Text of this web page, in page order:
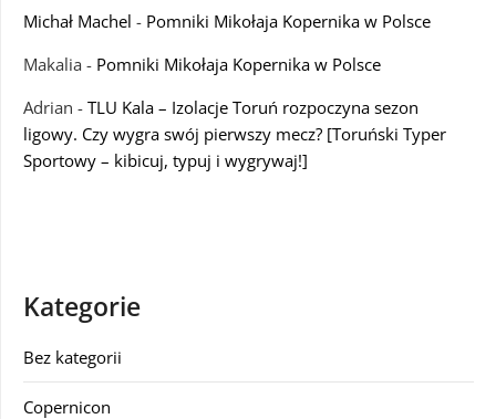
Michał Machel - Pomniki Mikołaja Kopernika w Polsce
Makalia - Pomniki Mikołaja Kopernika w Polsce
Adrian - TLU Kala – Izolacje Toruń rozpoczyna sezon
ligowy. Czy wygra swój pierwszy mecz? [Toruński Typer
Sportowy – kibicuj, typuj i wygrywaj!]
Kategorie
Bez kategorii
Copernicon